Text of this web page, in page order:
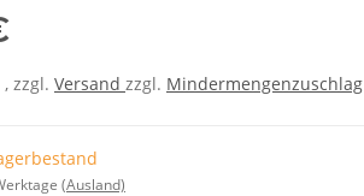
zzgl. Versand zzgl. Mindermengenzuschlag
(Ausland)